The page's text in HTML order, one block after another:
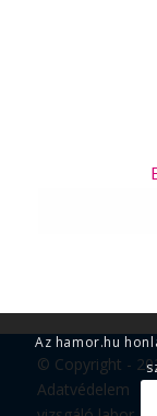
© Copyright -
Adatvédelem
Az hamor.hu